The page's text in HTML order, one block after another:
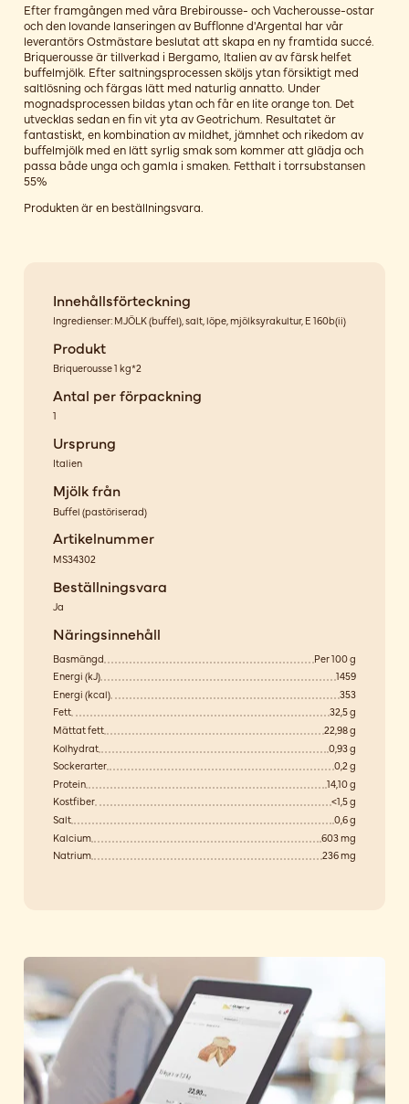
Efter framgången med våra Brebirousse- och Vacherousse-ostar
och den lovande lanseringen av Bufflonne d'Argental har vår
leverantörs Ostmästare beslutat att skapa en ny framtida succé.
Briquerousse är tillverkad i Bergamo, Italien av av färsk helfet
buffelmjölk. Efter saltningsprocessen sköljs ytan försiktigt med
saltlösning och färgas lätt med naturlig annatto. Under
mognadsprocessen bildas ytan och får en lite orange ton. Det
utvecklas sedan en fin vit yta av Geotrichum. Resultatet är
fantastiskt, en kombination av mildhet, jämnhet och rikedom av
buffelmjölk med en lätt syrlig smak som kommer att glädja och
passa både unga och gamla i smaken. Fetthalt i torrsubstansen
55%
Produkten är en beställningsvara.
Innehållsförteckning
Ingredienser: MJÖLK (buffel), salt, löpe, mjölksyrakultur, E 160b(ii)
Produkt
Briquerousse 1 kg*2
Antal per förpackning
1
Ursprung
Italien
Mjölk från
Buffel (pastöriserad)
Artikelnummer
MS34302
Beställningsvara
Ja
Näringsinnehåll
Basmängd
Per 100 g
Energi (kJ)
1459
Energi (kcal)
353
Fett
32,5 g
Mättat fett
22,98 g
Kolhydrat
0,93 g
Sockerarter
0,2 g
Protein
14,10 g
Kostfiber
<1,5 g
Salt
0,6 g
Kalcium
603 mg
Natrium
236 mg